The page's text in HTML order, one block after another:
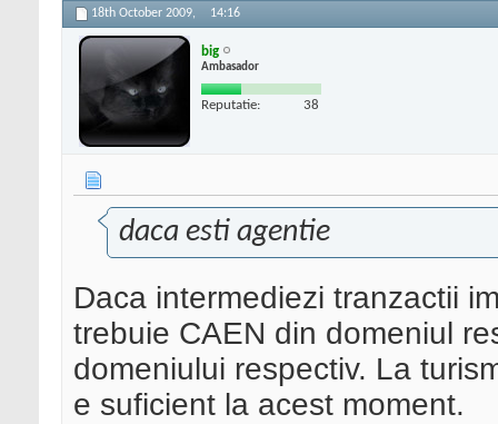
18th October 2009, 14:16
big
Ambasador
Reputatie: 38
daca esti agentie
Daca intermediezi tranzactii
trebuie CAEN din domeniul
domeniului respectiv. La
e suficient la acest moment.